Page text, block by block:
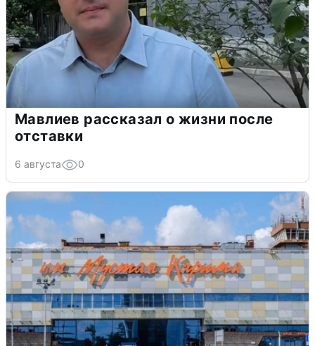
Мавлиев рассказал о жизни после
отставки
6 августа 0